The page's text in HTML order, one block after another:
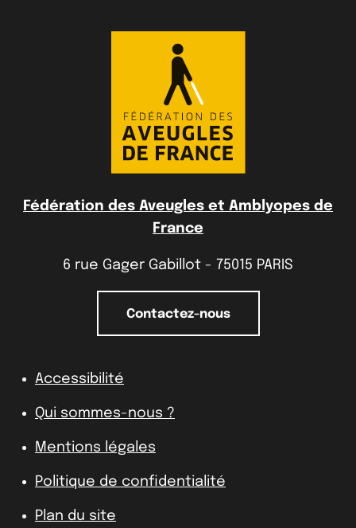
Fédération des Aveugles et Amblyopes de
France
6 rue Gager Gabillot - 75015 PARIS
Contactez-nous
Accessibilité
Qui sommes-nous ?
Mentions légales
Politique de confidentialité
Plan du site